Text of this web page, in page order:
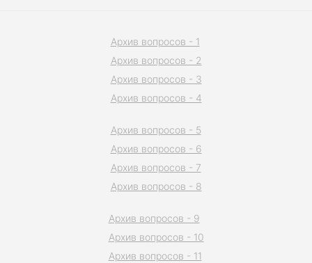
Архив вопросов - 1
Архив вопросов - 2
Архив вопросов - 3
Архив вопросов - 4
Архив вопросов - 5
Архив вопросов - 6
Архив вопросов - 7
Архив вопросов - 8
Архив вопросов - 9
Архив вопросов - 10
Архив вопросов - 11